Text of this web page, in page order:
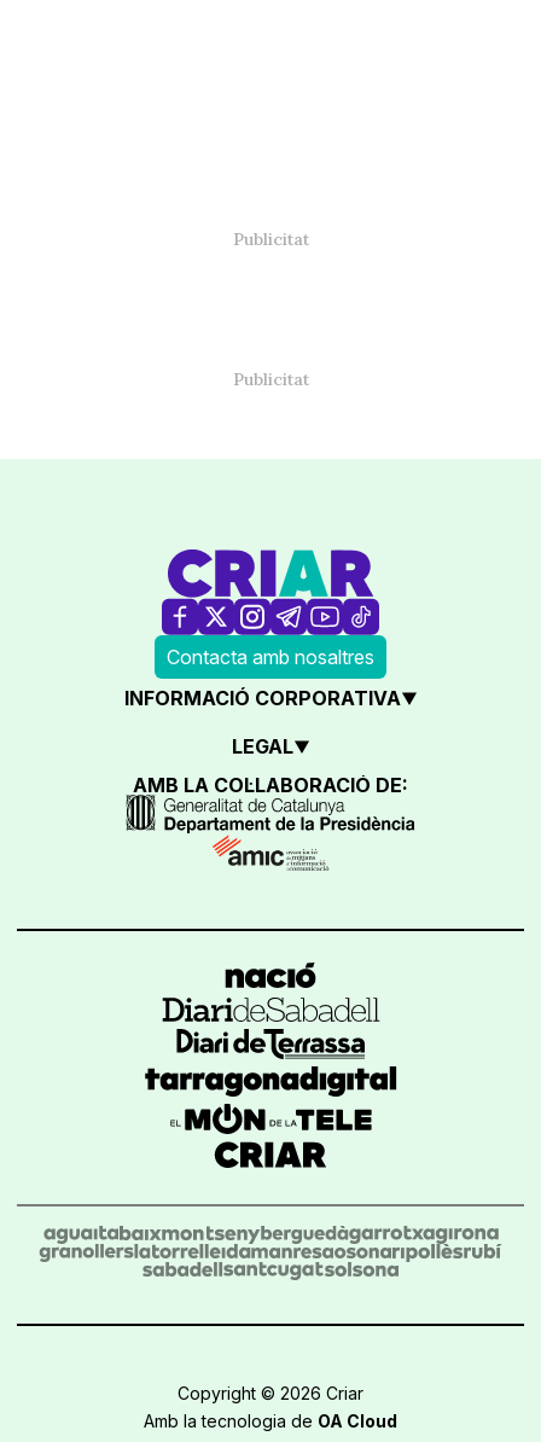
Contacta amb nosaltres
INFORMACIÓ CORPORATIVA
LEGAL
AMB LA COL·LABORACIÓ DE:
Copyright © 2026 Criar
Amb la tecnologia de OA Cloud